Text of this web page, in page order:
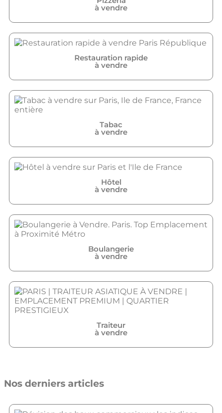
à vendre
Restauration rapide
à vendre
Tabac
à vendre
Hôtel
à vendre
Boulangerie
à vendre
Traiteur
à vendre
Nos derniers articles